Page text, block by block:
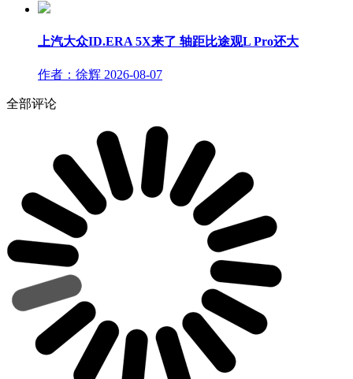
上汽大众ID.ERA 5X来了 轴距比途观L Pro还大
作者：徐辉 2026-08-07
全部评论